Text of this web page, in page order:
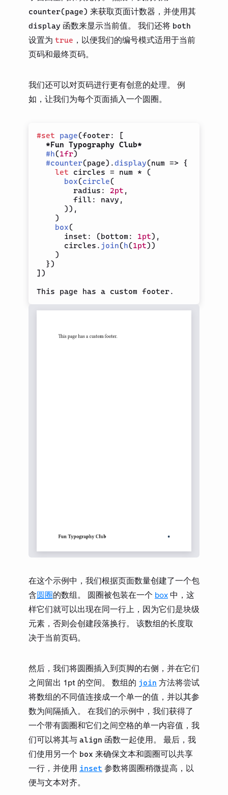
counter(page) 来获取页面计数器，并使用其
display 函数来显示当前值。 我们还将 both
设置为 true ，以便我们的编号模式适用于当前
页码和最终页码。
我们还可以对页码进行更有创意的处理。 例
如，让我们为每个页面插入一个圆圈。
#set page(footer:
[
*Fun Typography Club*
#h(1fr)
#counter(page) .display(num =>
{
let circles = num *
(
box(circle(
        radius
: 2pt ,
        fill
: navy ,
)) ,
)
box(
      inset
: (bottom : 1pt) ,
      circles
. join(h(1pt))
)
})
] )
在这个示例中，我们根据页面数量创建了一个包
含圆圈的数组。 圆圈被包装在一个 box中，这
样它们就可以出现在同一行上，因为它们是块级
元素，否则会创建段落换行。 该数组的长度取
决于当前页码。
然后，我们将圆圈插入到页脚的右侧，并在它们
之间留出 1pt 的空间。 数组的 join 方法将尝试
将数组的不同值连接成一个单一的值，并以其参
数为间隔插入。 在我们的示例中，我们获得了
一个带有圆圈和它们之间空格的单一内容值，我
们可以将其与 align 函数一起使用。 最后，我
们使用另一个 box 来确保文本和圆圈可以共享
一行，并使用 inset 参数将圆圈稍微提高，以
便与文本对齐。